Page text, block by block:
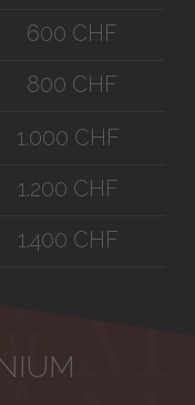
600 CHF
800 CHF
1.000 CHF
1.200 CHF
1.400 CHF